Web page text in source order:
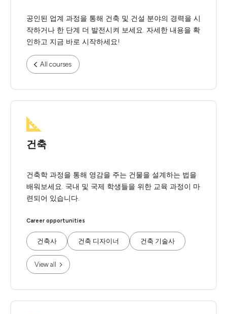
공인된 업계 과정을 통해 건축 및 건설 분야의 경력을 시
작하거나 한 단계 더 발전시켜 보세요. 자세한 내용을 확
인하고 지금 바로 시작하세요!
All courses
건축
건축학 과정을 통해 영감을 주는 건물을 설계하는 법을
배워보세요. 국내 및 국제 학생들을 위한 교육 과정이 마
련되어 있습니다.
Career opportunities
건축사 건축 디자이너 건축 기술사
View all